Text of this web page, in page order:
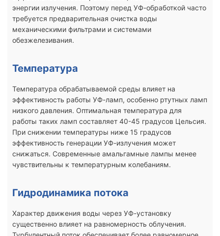
энергии излучения. Поэтому перед УФ-обработкой часто
требуется предварительная очистка воды
механическими фильтрами и системами
обезжелезивания.
Температура
Температура обрабатываемой среды влияет на
эффективность работы УФ-ламп, особенно ртутных ламп
низкого давления. Оптимальная температура для
работы таких ламп составляет 40-45 градусов Цельсия.
При снижении температуры ниже 15 градусов
эффективность генерации УФ-излучения может
снижаться. Современные амальгамные лампы менее
чувствительны к температурным колебаниям.
Гидродинамика потока
Характер движения воды через УФ-установку
существенно влияет на равномерность облучения.